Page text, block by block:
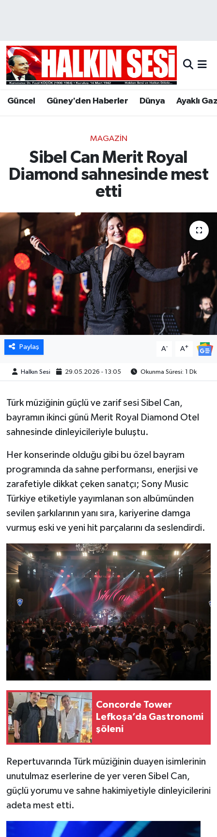
Güncel Güney'den Haberler Dünya Ayaklı
MAGAZIN
Sibel Can Merit Royal
Diamond sahnesinde mest
etti
Paylaş A- A+
Halkın Sesi 29.05.2026 - 13:05 Okunma Süresi: 1 Dk
Türk müziğinin güçlü ve zarif sesi Sibel Can,
bayramın ikinci günü Merit Royal Diamond Otel
sahnesinde dinleyicileriyle buluştu.
Her konserinde olduğu gibi bu özel bayram
programında da sahne performansı, enerjisi ve
zarafetiyle dikkat çeken sanatçı; Sony Music
Türkiye etiketiyle yayımlanan son albümünden
sevilen şarkılarının yanı sıra, kariyerine damga
vurmuş eski ve yeni hit parçalarını da seslendirdi.
Concorde Tower
Lefkoşa’da Gastronomi
şöleni
Repertuvarında Türk müziğinin duayen isimlerinin
unutulmaz eserlerine de yer veren Sibel Can,
güçlü yorumu ve sahne hakimiyetiyle dinleyicilerini
adeta mest etti.
Hava Durumu
Trafik Durumu
Son Dakika Haberleri